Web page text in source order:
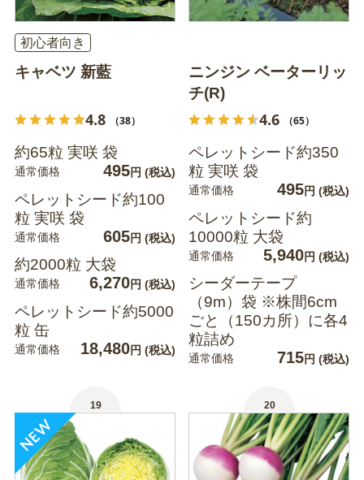
初心者向き
キャベツ 新藍
4.8 （38）
約65粒 実咲 袋
通常価格 495円 (税込)
ペレットシード約100
粒 実咲 袋
通常価格 605円 (税込)
約2000粒 大袋
通常価格 6,270円 (税込)
ペレットシード約5000
粒 缶
通常価格 18,480円 (税込)
ニンジン ベーターリッ
チ(R)
4.6 （65）
ペレットシード約350
粒 実咲 袋
通常価格 495円 (税込)
ペレットシード約
10000粒 大袋
通常価格 5,940円 (税込)
シーダーテープ
（9m）袋 ※株間6cm
ごと（150カ所）に各4
粒詰め
通常価格 715円 (税込)
19 20